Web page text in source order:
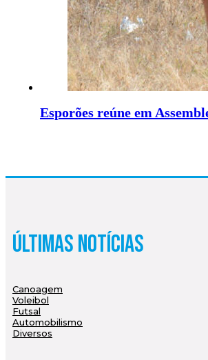
Esporões reúne em
Últimas Notícias
Canoagem
Voleibol
Futsal
Automobilismo
Diversos